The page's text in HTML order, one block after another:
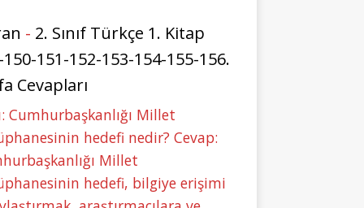
- 2. Sınıf Türkçe 1. Kitap
150-151-152-153-154-155-156.
Cevapları
Cumhurbaşkanlığı Millet
hedefi nedir? Cevap:
Millet
hedefi, bilgiye erişimi